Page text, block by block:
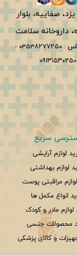
صفاییه، بلوار
داروخانه سلامت
:0353۸۲۷۷۲۵۰ -
۰۹۱۳۱۵۳۰۲۵۰
سریع
لوازم آرایشی
لوازم بهداشتی
مراقبتی پوست
انواع مکمل ها
لوازم مادر و کودک
محصولات جنسی
و کالای پزشکی